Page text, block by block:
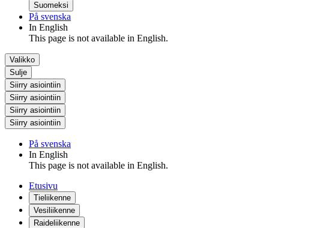
Suomeksi
På svenska
In English
This page is not available in English.
Valikko
Sulje
Siirry asiointiin
Siirry asiointiin
Siirry asiointiin
Siirry asiointiin
På svenska
In English
This page is not available in English.
Etusivu
Tieliikenne
Vesiliikenne
Raideliikenne